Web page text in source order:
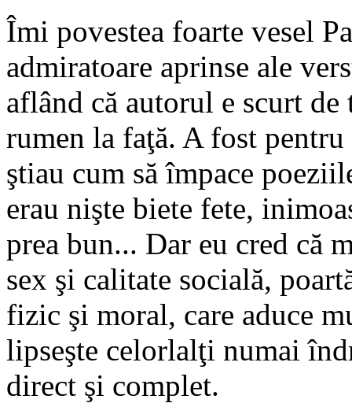
Îmi povestea foarte vesel
admiratoare aprinse ale
aflând că autorul e scurt
rumen la faţă. A fost
ştiau cum să împace
erau nişte biete fete,
prea bun... Dar eu cred că
sex şi calitate socială,
fizic şi moral, care aduce
lipseşte celorlalţi numai
direct şi complet.